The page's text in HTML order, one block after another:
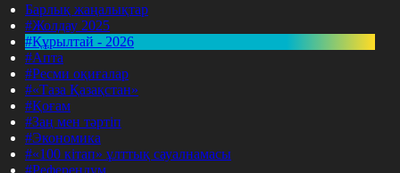
Барлық жаңалықтар
#Жолдау 2025
#Құрылтай - 2026
#Апта
#Ресми оқиғалар
#«Таза Қазақстан»
#Қоғам
#Заң мен тәртіп
#Экономика
#«100 кітап» ұлттық сауалнамасы
#Референдум